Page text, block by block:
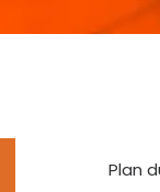
Plan